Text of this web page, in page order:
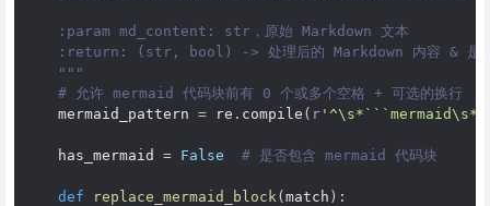
    :param md_content: str，原始 Markdown 文本
:return: (str, bool) -> 处理后的 Markdown 内容 & 是
    """
# 允许 mermaid 代码块前有 0 个或多个空格 + 可选的换行
mermaid_pattern = re . compile ( r
has_mermaid = False # 是否包含 mermaid 代码块
def replace_mermaid_block (match ):